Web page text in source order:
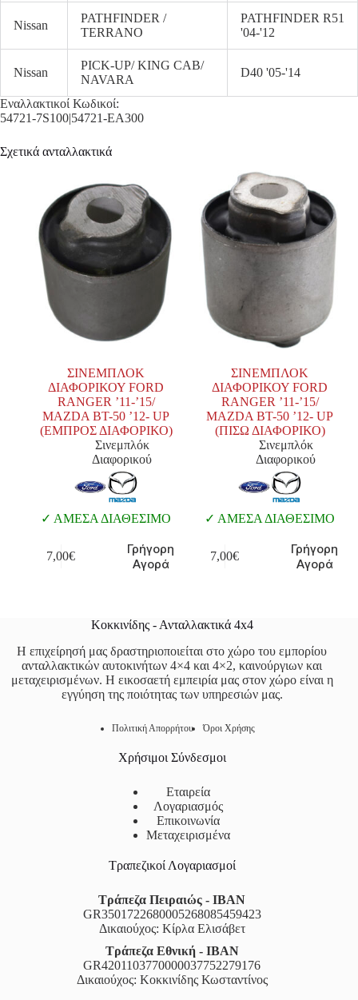
Nissan
PATHFINDER /
TERRANO
PATHFINDER R51
'04-'12
Nissan
PICK-UP/ KING CAB/
NAVARA
D40 '05-'14
Εναλλακτικοί Κωδικοί:
54721-7S100|54721-EA300
Σχετικά ανταλλακτικά
ΣΙΝΕΜΠΛΟΚ
ΔΙΑΦΟΡΙΚΟΥ FORD
RANGER ’11-’15/
MAZDA BT-50 ’12- UP
(ΕΜΠΡΟΣ ΔΙΑΦΟΡΙΚΟ)
Σινεμπλόκ
Διαφορικού
ΑΜΕΣΑ ΔΙΑΘΕΣΙΜΟ
7,00€
Γρήγορη
Αγορά
ΣΙΝΕΜΠΛΟΚ
ΔΙΑΦΟΡΙΚΟΥ FORD
RANGER ’11-’15/
MAZDA BT-50 ’12- UP
(ΠΙΣΩ ΔΙΑΦΟΡΙΚΟ)
Σινεμπλόκ
Διαφορικού
ΑΜΕΣΑ ΔΙΑΘΕΣΙΜΟ
7,00€
Γρήγορη
Αγορά
Κοκκινίδης - Ανταλλακτικά 4x4
Η επιχείρησή μας δραστηριοποιείται στο χώρο του εμπορίου
ανταλλακτικών αυτοκινήτων 4×4 και 4×2, καινούργιων και
μεταχειρισμένων. Η εικοσαετή εμπειρία μας στον χώρο είναι η
εγγύηση της ποιότητας των υπηρεσιών μας.
Πολιτική Απορρήτου Όροι Χρήσης
Χρήσιμοι Σύνδεσμοι
Εταιρεία
Λογαριασμός
Επικοινωνία
Μεταχειρισμένα
Τραπεζικοί Λογαριασμοί
Τράπεζα Πειραιώς - IBAN
GR3501722680005268085459423
Δικαιούχος: Κίρλα Ελισάβετ
Τράπεζα Εθνική - IBAN
GR4201103770000037752279176
Δικαιούχος: Κοκκινίδης Κωσταντίνος